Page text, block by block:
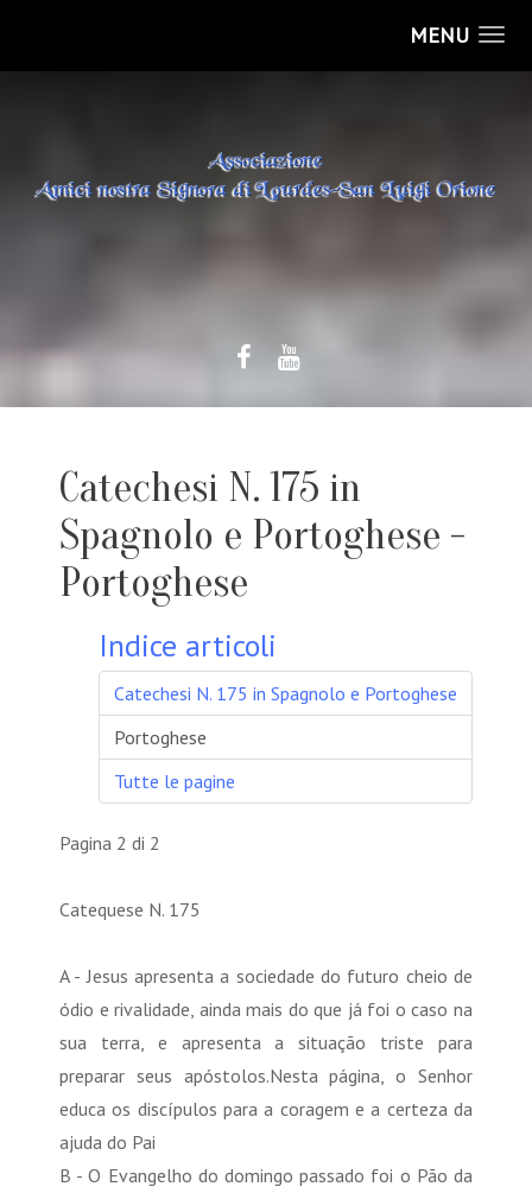
MENU
Catechesi N. 175 in
Spagnolo e Portoghese -
Portoghese
Indice articoli
Catechesi N. 175 in Spagnolo e Portoghese
Portoghese
Tutte le pagine
Pagina 2 di 2
Catequese N. 175
A - Jesus apresenta a sociedade do futuro cheio de
ódio e rivalidade, ainda mais do que já foi o caso na
sua terra, e apresenta a situação triste para
preparar seus apóstolos.Nesta página, o Senhor
educa os discípulos para a coragem e a certeza da
ajuda do Pai
B - O Evangelho do domingo passado foi o Pão da